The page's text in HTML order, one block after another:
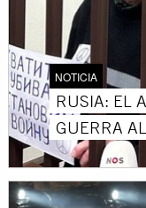
NOTICIA
RUSIA: EL
GUERRA